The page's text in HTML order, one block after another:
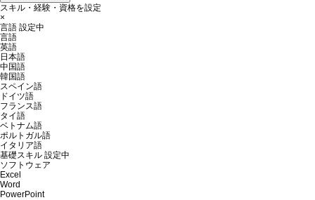
スキル・経験・資格を設定
×
言語 設定中
言語
英語
日本語
中国語
韓国語
スペイン語
ドイツ語
フランス語
タイ語
ベトナム語
ポルトガル語
イタリア語
基礎スキル 設定中
ソフトウェア
Excel
Word
PowerPoint